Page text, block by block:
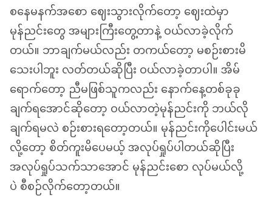
စနေမနက်အစော ဈေးသွားလိုက်တော့ ဈေးထဲမှာ
မုန်ညင်းတွေ အများကြီးတွေ့တာနဲ့ ဝယ်လာခဲ့လိုက်
တယ်။ ဘာချက်မယ်လည်း တကယ်တော့ မစဉ်းစားမိ
သေးပါဘူး လတ်တယ်ဆိုပြီး ဝယ်လာခဲ့တာပါ။ အိမ်
ရောက်တော့ ညီမဖြစ်သူကလည်း နောက်နေ့တစ်ခုခု
ချက်ရအောင်ဆိုတော့ ဝယ်လာတဲ့မုန်ညင်းကို ဘယ်လို
ချက်ရမလဲ စဉ်းစားရတော့တယ်။ မုန်ညင်းကိုပေါင်းမယ်
လို့တော့ စိတ်ကူးမိပေမယ့် အလုပ်ရှုပ်ပါတယ်ဆိုပြီး
အလုပ်ရှုပ်သက်သာအောင် မုန်ညင်းစော လုပ်မယ်လို့
ပဲ စီစဉ်လိုက်တော့တယ်။